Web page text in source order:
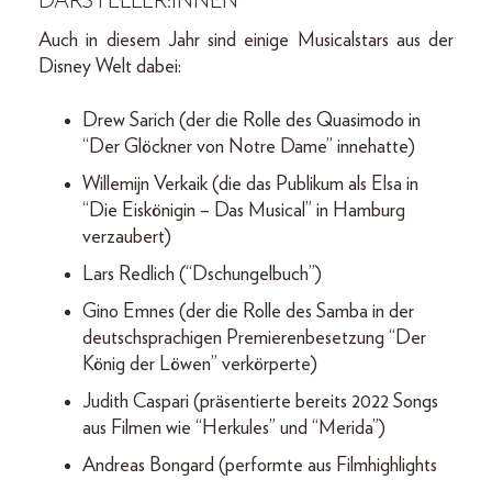
Auch in diesem Jahr sind einige Musicalstars aus der
Disney Welt dabei:
Drew Sarich (der die Rolle des Quasimodo in
“Der Glöckner von Notre Dame” innehatte)
Willemijn Verkaik (die das Publikum als Elsa in
“Die Eiskönigin – Das Musical” in Hamburg
verzaubert)
Lars Redlich (“Dschungelbuch”)
Gino Emnes (der die Rolle des Samba in der
deutschsprachigen Premierenbesetzung “Der
König der Löwen” verkörperte)
Judith Caspari (präsentierte bereits 2022 Songs
aus Filmen wie “Herkules” und “Merida”)
Andreas Bongard (performte aus Filmhighlights